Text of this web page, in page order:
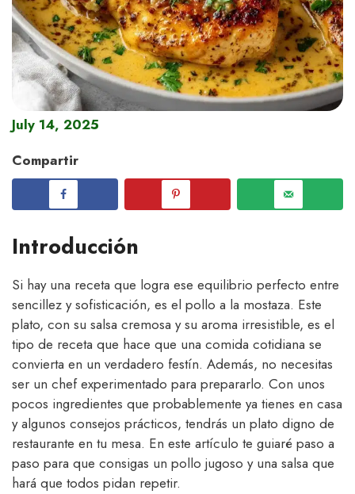
July 14, 2025
Compartir
Introducción
Si hay una receta que logra ese equilibrio perfecto entre
sencillez y sofisticación, es el pollo a la mostaza. Este
plato, con su salsa cremosa y su aroma irresistible, es el
tipo de receta que hace que una comida cotidiana se
convierta en un verdadero festín. Además, no necesitas
ser un chef experimentado para prepararlo. Con unos
pocos ingredientes que probablemente ya tienes en casa
y algunos consejos prácticos, tendrás un plato digno de
restaurante en tu mesa. En este artículo te guiaré paso a
paso para que consigas un pollo jugoso y una salsa que
hará que todos pidan repetir.